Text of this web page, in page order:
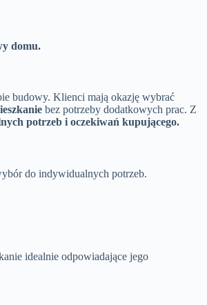
domu.
budowy. Klienci mają okazję wybrać
bez potrzeby dodatkowych prac. Z
potrzeb i oczekiwań kupującego.
do indywidualnych potrzeb.
idealnie odpowiadające jego